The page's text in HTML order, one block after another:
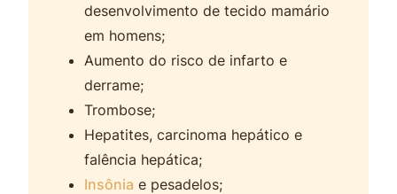
desenvolvimento de tecido mamário
em homens;
Aumento do risco de infarto e
derrame;
Trombose;
Hepatites, carcinoma hepático e
falência hepática;
Insônia e pesadelos;